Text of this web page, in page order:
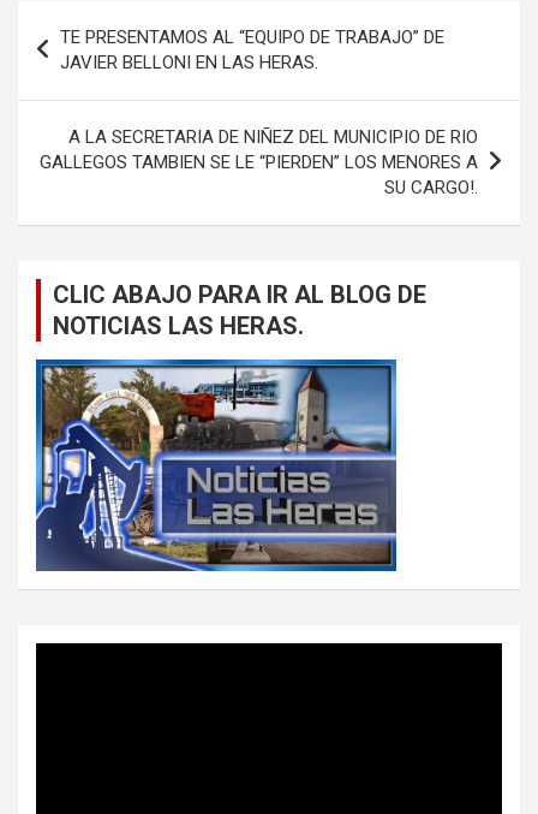
de
entradas
TE PRESENTAMOS AL “EQUIPO DE TRABAJO” DE
JAVIER BELLONI EN LAS HERAS.
A LA SECRETARIA DE NIÑEZ DEL MUNICIPIO DE RIO
GALLEGOS TAMBIEN SE LE “PIERDEN” LOS MENORES A
SU CARGO!.
CLIC ABAJO PARA IR AL BLOG DE
NOTICIAS LAS HERAS.